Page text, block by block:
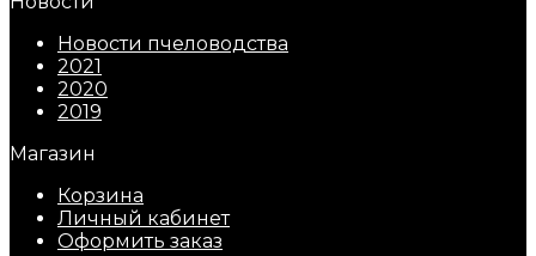
Новости пчеловодства
2021
2020
2019
Магазин
Корзина
Личный кабинет
Оформить заказ